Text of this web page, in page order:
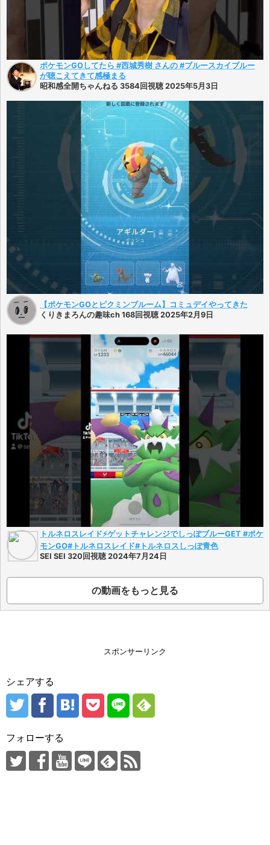
ポケモンGOしてたら #西城秀樹 さんの #ブルースカイブルー
が聴こえてきて感極まる
昭和感全開ちゃんねる 3584回視聴 2025年5月3日
【ポケモンGOとピクミンブルーム】コミュデイやってきた
くりきまろんの趣味ch 168回視聴 2025年2月9日
トルネロスレイド⚡️ゲットチャレンジでしっぽブルーGET #ポケ
モンGO#トルネロスレイド#トルネロスしっぽ青色
SEI SEI 320回視聴 2024年7月24日
の動画をもっと見る
スポンサーリンク
シェアする
フォローする